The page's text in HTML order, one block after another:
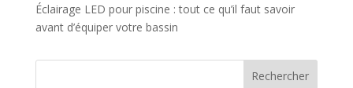
Éclairage LED pour piscine : tout ce qu’il faut savoir
avant d’équiper votre bassin